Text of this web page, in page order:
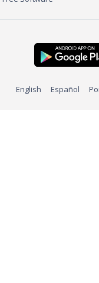
English Español